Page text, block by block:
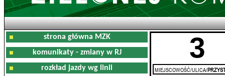
strona główna MZK
komunikaty - zmiany w RJ
rozkład jazdy wg linii
3
MIEJSCOWOŚĆ/ULICA/